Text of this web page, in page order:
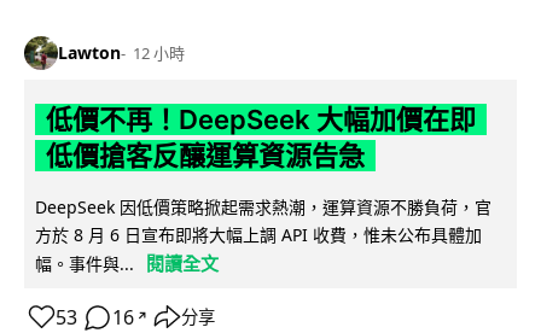
Lawton 12 小時
低價不再！DeepSeek 大幅加價在即
低價搶客反釀運算資源告急
DeepSeek 因低價策略掀起需求熱潮，運算資源不勝負荷，官
方於 8 月 6 日宣布即將大幅上調 API 收費，惟未公布具體加
幅。事件與...
閱讀全文
53 16 ↗ 分享